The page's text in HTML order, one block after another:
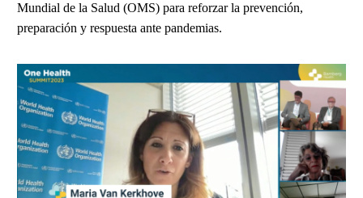
Mundial de la Salud (OMS) para reforzar la prevención,
preparación y respuesta ante pandemias.